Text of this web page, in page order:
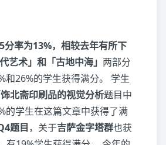
5分率为13%，相较去年有所下
艺术」和「古地中海」 两部分
和26%的学生获得满分。 学生
北斋印刷品的视觉分析题目中
的学生在这篇文章中获得了满
题目，关于吉萨金字塔群也获